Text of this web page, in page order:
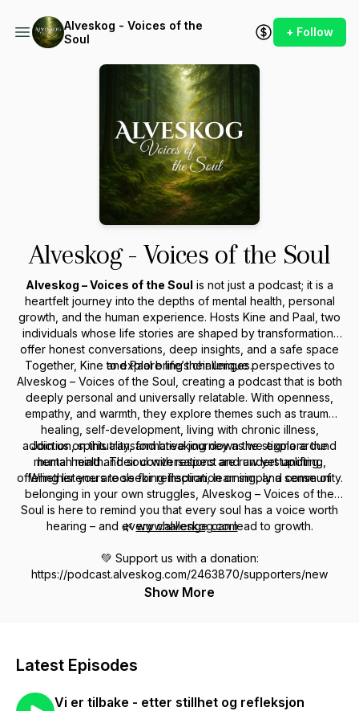
Alveskog - Voices of the
Soul
+ Follow
Alveskog - Voices of the Soul
Alveskog – Voices of the Soul is not just a podcast; it is a
heartfelt journey into the depths of mental health, personal
growth, and the human experience. Hosts Kine and Paal, two
individuals whose life stories are shaped by transformation,
offer honest conversations, deep insights, and a safe space
to explore life’s challenges.
Together, Kine and Paal bring their unique perspectives to
Alveskog – Voices of the Soul , creating a podcast that is both
deeply personal and universally relatable. With openness,
empathy, and warmth, they explore themes such as trauma
healing, self-development, living with chronic illness,
addiction, spirituality, and breaking down the stigma around
mental health. Their conversations are raw yet uplifting,
offering listeners tools for reflection, learning, and community.
Join us on this transformative journey as we explore the
human mind and soul with respect and understanding.
Whether you are seeking inspiration or simply a sense of
belonging in your own struggles, Alveskog – Voices of the
Soul is here to remind you that every soul has a voice worth
hearing – and every challenge can lead to growth.
🌿www.alveskog.com
💚 Support us with a donation:
https://podcast.alveskog.com/2463870/supporters/new
Show More
Latest Episodes
Vi er tilbake - etter stillhet og refleksjon